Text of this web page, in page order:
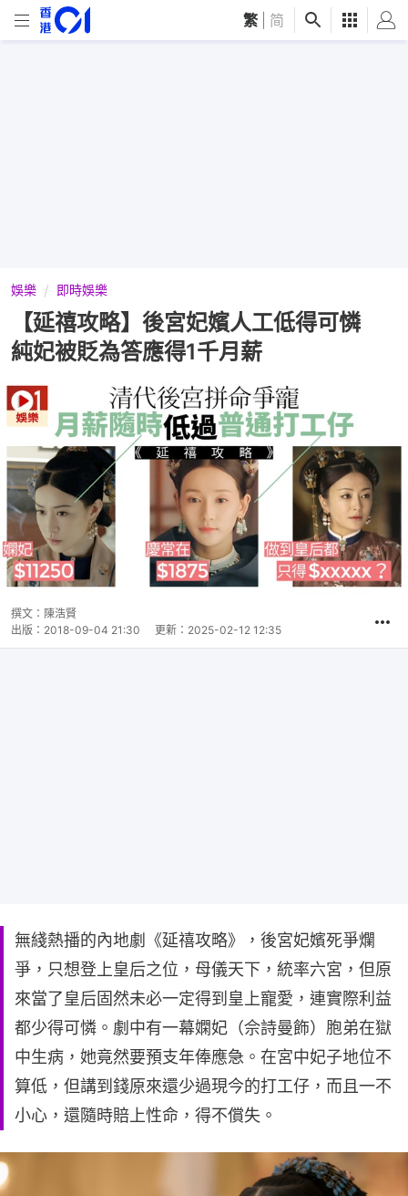
繁 简
娛樂 即時娛樂
【延禧攻略】後宮妃嬪人工低得可憐
純妃被貶為答應得1千月薪
撰文： 陳浩賢
出版： 2018-09-04 21:30 更新： 2025-02-12 12:35
無綫熱播的內地劇《延禧攻略》，後宮妃嬪死爭爛
爭，只想登上皇后之位，母儀天下，統率六宮，但原
來當了皇后固然未必一定得到皇上寵愛，連實際利益
都少得可憐。劇中有一幕嫻妃（佘詩曼飾）胞弟在獄
中生病，她竟然要預支年俸應急。在宮中妃子地位不
算低，但講到錢原來還少過現今的打工仔，而且一不
小心，還隨時賠上性命，得不償失。